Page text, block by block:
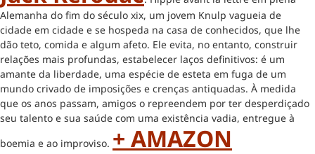
Alemanha do fim do século xix, um jovem Knulp vagueia de
cidade em cidade e se hospeda na casa de conhecidos, que lhe
dão teto, comida e algum afeto. Ele evita, no entanto, construir
relações mais profundas, estabelecer laços definitivos: é um
amante da liberdade, uma espécie de esteta em fuga de um
mundo crivado de imposições e crenças antiquadas. À medida
que os anos passam, amigos o repreendem por ter desperdiçado
seu talento e sua saúde com uma existência vadia, entregue à
boemia e ao improviso. + AMAZON